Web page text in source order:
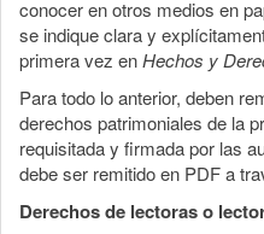
conocer en otros medios en
se indique clara y
primera vez enHechos y
Para todo lo anterior, deben
derechos patrimoniales de la
requisitada y firmada por las
debe ser remitido en PDF a
Derechos de lectoras o